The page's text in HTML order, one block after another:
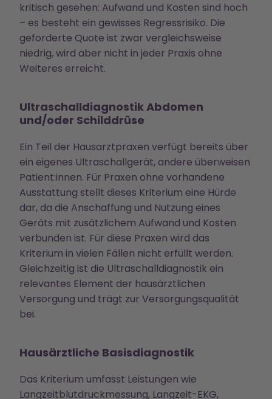
kritisch gesehen: Aufwand und Kosten sind hoch
– es besteht ein gewisses Regressrisiko. Die
geforderte Quote ist zwar vergleichsweise
niedrig, wird aber nicht in jeder Praxis ohne
Weiteres erreicht.
Ultraschalldiagnostik Abdomen
und/oder Schilddrüse
Ein Teil der Hausarztpraxen verfügt bereits über
ein eigenes Ultraschallgerät, andere überweisen
Patient:innen. Für Praxen ohne vorhandene
Ausstattung stellt dieses Kriterium eine Hürde
dar, da die Anschaffung und Nutzung eines
Geräts mit zusätzlichem Aufwand und Kosten
verbunden ist. Für diese Praxen wird das
Kriterium in vielen Fällen nicht erfüllt werden.
Gleichzeitig ist die Ultraschalldiagnostik ein
relevantes Element der hausärztlichen
Versorgung und trägt zur Versorgungsqualität
bei.
Hausärztliche Basisdiagnostik
Das Kriterium umfasst Leistungen wie
Langzeitblutdruckmessung, Langzeit-EKG,